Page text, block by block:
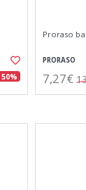
50%
Proraso
PRORASO
7,27€